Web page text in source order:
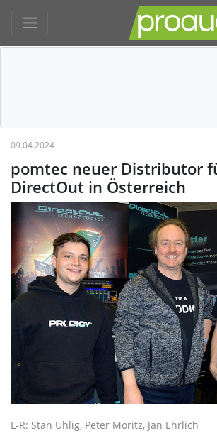
09.04.2024
pomtec neuer Distributor
DirectOut in Österreich
L-R: Stan Uhlig, Peter Moritz, Jan Ehrlich